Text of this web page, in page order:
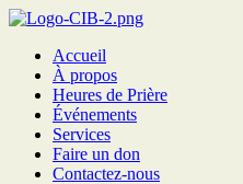
Accueil
À propos
Heures de Prière
Événements
Services
Faire un don
Contactez-nous